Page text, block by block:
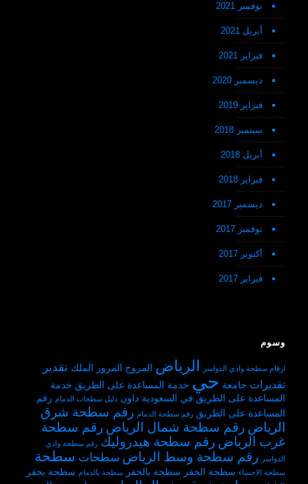
نوفمبر 2021
أبريل 2021
فبراير 2021
ديسمبر 2020
فبراير 2019
سبتمبر 2018
أبريل 2018
فبراير 2018
ديسمبر 2017
نوفمبر 2017
أكتوبر 2017
فبراير 2017
وسوم
ارقام سطحة وادي الدواسر الرياض المروج المرور الملك تقدير
تقديرات جامعة حي خدمة المساعدة على الطريق خدمة
المساعدة على الطريق في السعودية داون دليل سطحات الدمام رقم
المساعدة على الطريق رقم سطحة الدمام رقم سطحة شرق
الرياض رقم سطحة شمال الرياض رقم سطحة
غرب الرياض رقم سطحة هيدروليك رقم سطحة وادي
الدواسر
رقم سطحة وسط الرياض سطحات سطحة
سطحة الاحساء سطحة الحفر سطحة بالحفر سطحة بالدمام سطحة بحفر